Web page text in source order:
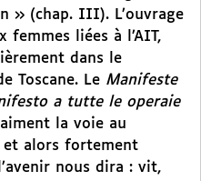
» (chap. III). L’ouvrage
femmes liées à l’AIT,
dans le
Toscane. Le Manifeste
a tutte le operaie
la voie au
et alors fortement
nous dira : vit,